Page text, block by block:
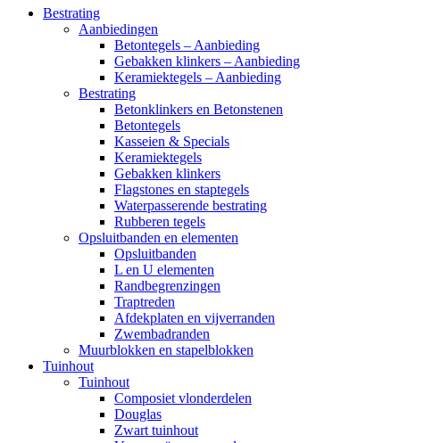
Bestrating
Aanbiedingen
Betontegels – Aanbieding
Gebakken klinkers – Aanbieding
Keramiektegels – Aanbieding
Bestrating
Betonklinkers en Betonstenen
Betontegels
Kasseien & Specials
Keramiektegels
Gebakken klinkers
Flagstones en staptegels
Waterpasserende bestrating
Rubberen tegels
Opsluitbanden en elementen
Opsluitbanden
L en U elementen
Randbegrenzingen
Traptreden
Afdekplaten en vijverranden
Zwembadranden
Muurblokken en stapelblokken
Tuinhout
Tuinhout
Composiet vlonderdelen
Douglas
Zwart tuinhout